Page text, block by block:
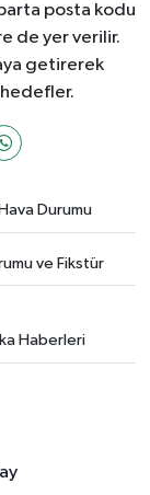
posta kodu
de yer verilir.
getirerek
hedefler.
Durumu
ve Fikstür
Haberleri